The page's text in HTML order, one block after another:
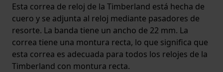
Esta correa de reloj de la Timberland está hecha de
cuero y se adjunta al reloj mediante pasadores de
resorte. La banda tiene un ancho de 22 mm. La
correa tiene una montura recta, lo que significa que
esta correa es adecuada para todos los relojes de la
Timberland con montura recta.